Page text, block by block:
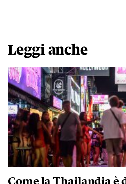
Leggi anche
Come la Thailandia è